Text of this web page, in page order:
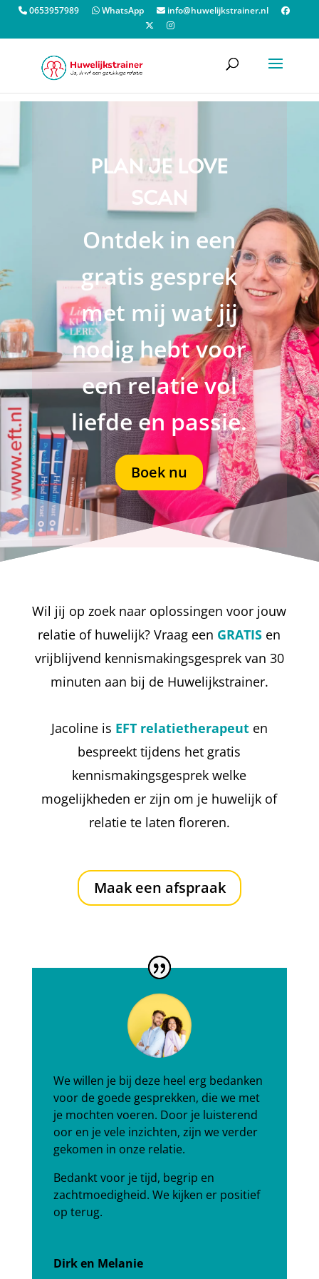
0653957989 WhatsApp info@huwelijkstrainer.nl
PLAN JE LOVE
SCAN
Ontdek in een
gratis gesprek
met mij wat jij
nodig hebt voor
een relatie vol
liefde en passie.
Boek nu
Wil jij op zoek naar oplossingen voor jouw
relatie of huwelijk? Vraag een GRATIS en
vrijblijvend kennismakingsgesprek van 30
minuten aan bij de Huwelijkstrainer.
Jacoline is EFT relatietherapeuten
bespreekt tijdens het gratis
kennismakingsgesprek welke
mogelijkheden er zijn om je huwelijk of
relatie te laten floreren.
Maak een afspraak
We willen je bij deze heel erg bedanken
voor de goede gesprekken, die we met
je mochten voeren. Door je luisterend
oor en je vele inzichten, zijn we verder
gekomen in onze relatie.
Bedankt voor je tijd, begrip en
zachtmoedigheid. We kijken er positief
op terug.
Dirk en Melanie